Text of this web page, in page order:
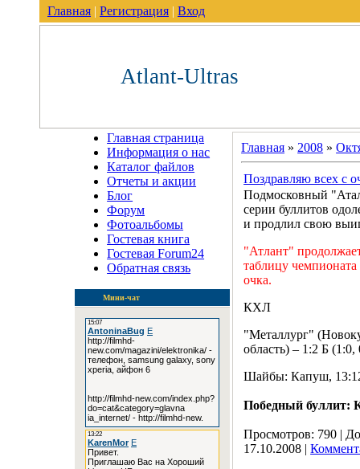
Главная | Регистрация | Вход
Atlant-Ultras
Главная страница
Информация о нас
Каталог файлов
Отчеты и акции
Блог
Форум
Фотоальбомы
Гостевая книга
Гостевая Forum24
Обратная связь
Мини-чат
Главная » 2008 »
Поздравляю всех с
Подмосковный
серии буллитов
и продлил свою
"Атлант"
таблицу
очка.
КХЛ
"Металлург"
область) – 1:2 Б (1:0,
Шайбы: Капуш,
Победный буллит:
Просмотров: 790 |
17.10.2008 |